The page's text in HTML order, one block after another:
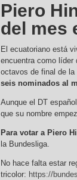
Piero
del mes
El ecuatoriano está
encuentra como líder
octavos de final de la
seis nominados al
Aunque el DT
que su nombre
Para votar a Piero
la Bundesliga.
No hace falta estar
tricolor: https://